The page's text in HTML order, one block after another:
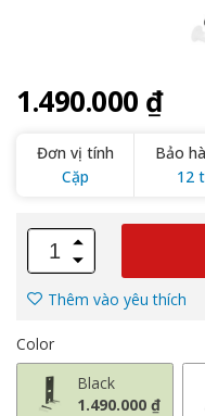
1.490.000 ₫
Đơn vị tính
Cặp
Bảo
12
Thêm vào yêu thích
Color
Black
1.490.000 ₫